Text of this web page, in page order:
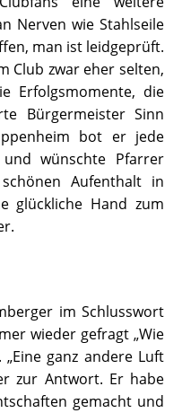
Nerven wie Stahlseile
man ist leidgeprüft.
Club zwar eher selten,
Erfolgsmomente, die
Bürgermeister Sinn
bot er jede
wünschte Pfarrer
Aufenthalt in
glückliche Hand zum
im Schlusswort
wieder gefragt „Wie
ganz andere Luft
zur Antwort. Er habe
gemacht und